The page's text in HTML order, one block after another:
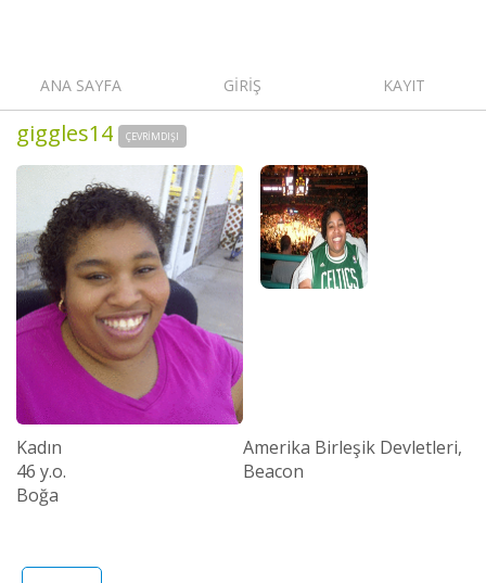
ANA SAYFA GİRİŞ KAYIT
giggles14 ÇEVRIMDIŞI
Kadın
46 y.o.
Boğa
Amerika Birleşik Devletleri,
Beacon